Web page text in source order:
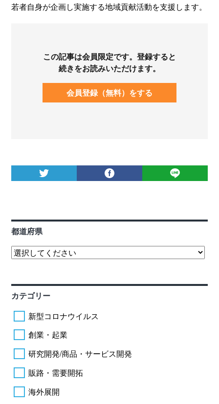
若者自身が企画し実施する地域貢献活動を支援します。
この記事は会員限定です。登録すると
続きをお読みいただけます。
会員登録（無料）をする
都道府県
カテゴリー
新型コロナウイルス
創業・起業
研究開発/商品・サービス開発
販路・需要開拓
海外展開